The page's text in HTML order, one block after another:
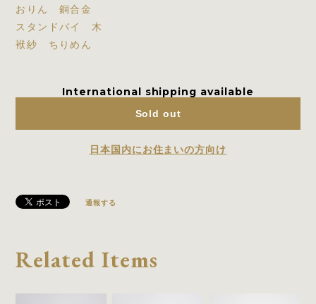
おりん 銅合金
スタンドバイ 木
袱紗 ちりめん
International shipping available
Sold out
日本国内にお住まいの方向け
通報する
Related Items